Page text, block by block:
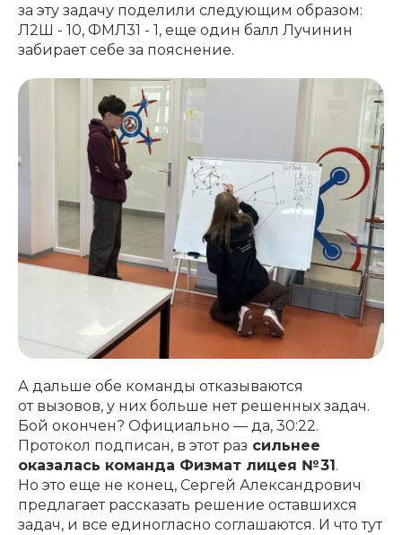
за эту задачу поделили следующим образом:
Л2Ш - 10, ФМЛ31 - 1, еще один балл Лучинин
забирает себе за пояснение.
А дальше обе команды отказываются
от вызовов, у них больше нет решенных задач.
Бой окончен? Официально — да, 30:22.
Протокол подписан, в этот раз сильнее
оказалась команда Физмат лицея № 31 .
Но это еще не конец, Сергей Александрович
предлагает рассказать решение оставшихся
задач, и все единогласно соглашаются. И что тут